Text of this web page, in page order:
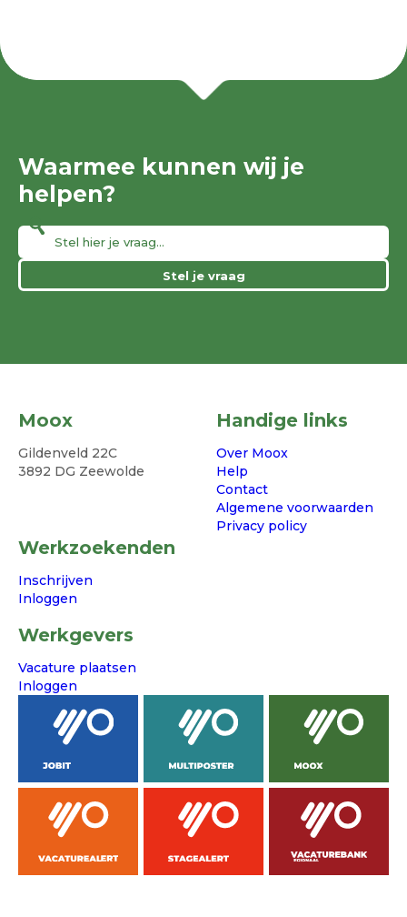
Waarmee kunnen wij je
helpen?
Stel je vraag
Moox
Gildenveld 22C
3892 DG Zeewolde
Handige links
Over Moox
Help
Contact
Algemene voorwaarden
Privacy policy
Werkzoekenden
Inschrijven
Inloggen
Werkgevers
Vacature plaatsen
Inloggen